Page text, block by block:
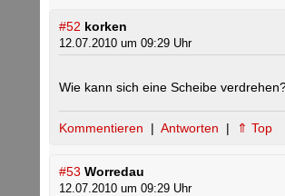
#52 korken
12.07.2010 um 09:29 Uhr
Wie kann sich eine Scheibe
Kommentieren | Antworten | ⇑ Top
#53 Worredau
12.07.2010 um 09:29 Uhr